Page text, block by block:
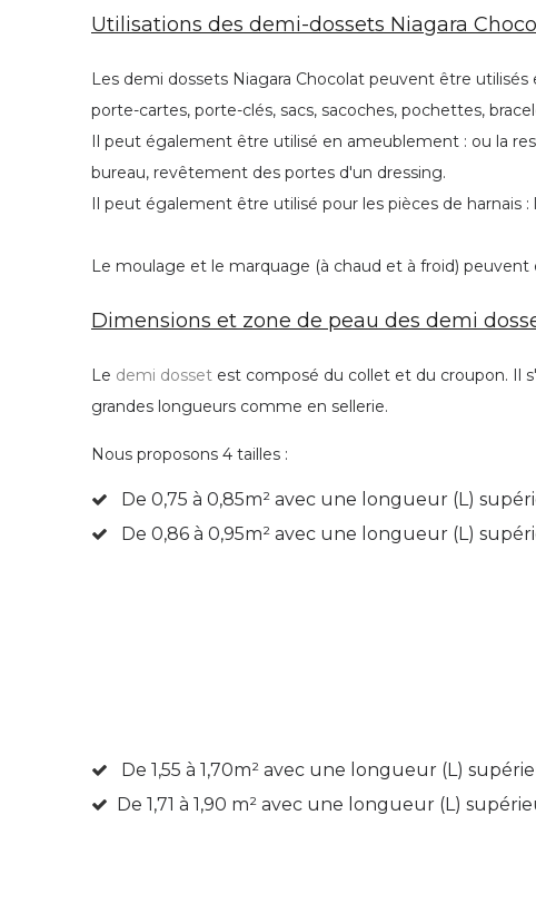
Utilisations des demi-dossets Niagara
Les demi dossets Niagara Chocolat peuvent être
porte-cartes, porte-clés, sacs, sacoches, pochettes,
Il peut également être utilisé en ameublement : ou la
bureau, revêtement des portes d'un dressing.
Il peut également être utilisé pour les pièces de harnais
Le moulage et le marquage (à chaud et à froid) peuvent
Dimensions et zone de peau des demi
Le demi dosset est composé du collet et du croupon. Il
grandes longueurs comme en sellerie.
Nous proposons 4 tailles :
De 0,75 à 0,85m² avec une longueur (L)
De 0,86 à 0,95m² avec une longueur (L)
De 1,55 à 1,70m² avec une longueur (L)
De 1,71 à 1,90 m² avec une longueur (L)